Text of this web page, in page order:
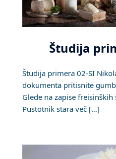
Študija
Študija primera 02-SI
dokumenta pritisnite
Glede na zapise
Pustotnik stara več […]